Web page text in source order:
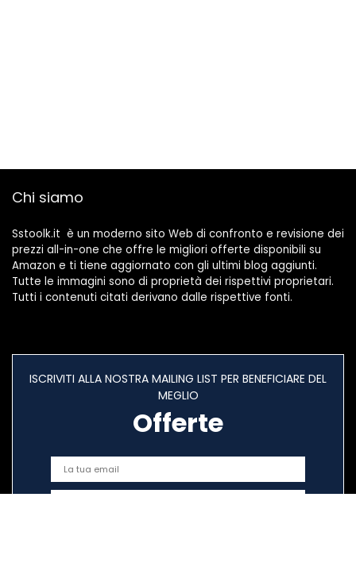
Chi siamo
Sstoolk.it è un moderno sito Web di confronto e revisione dei
prezzi all-in-one che offre le migliori offerte disponibili su
Amazon e ti tiene aggiornato con gli ultimi blog aggiunti.
Tutte le immagini sono di proprietà dei rispettivi proprietari.
Tutti i contenuti citati derivano dalle rispettive fonti.
ISCRIVITI ALLA NOSTRA MAILING LIST PER BENEFICIARE DEL
MEGLIO
Offerte